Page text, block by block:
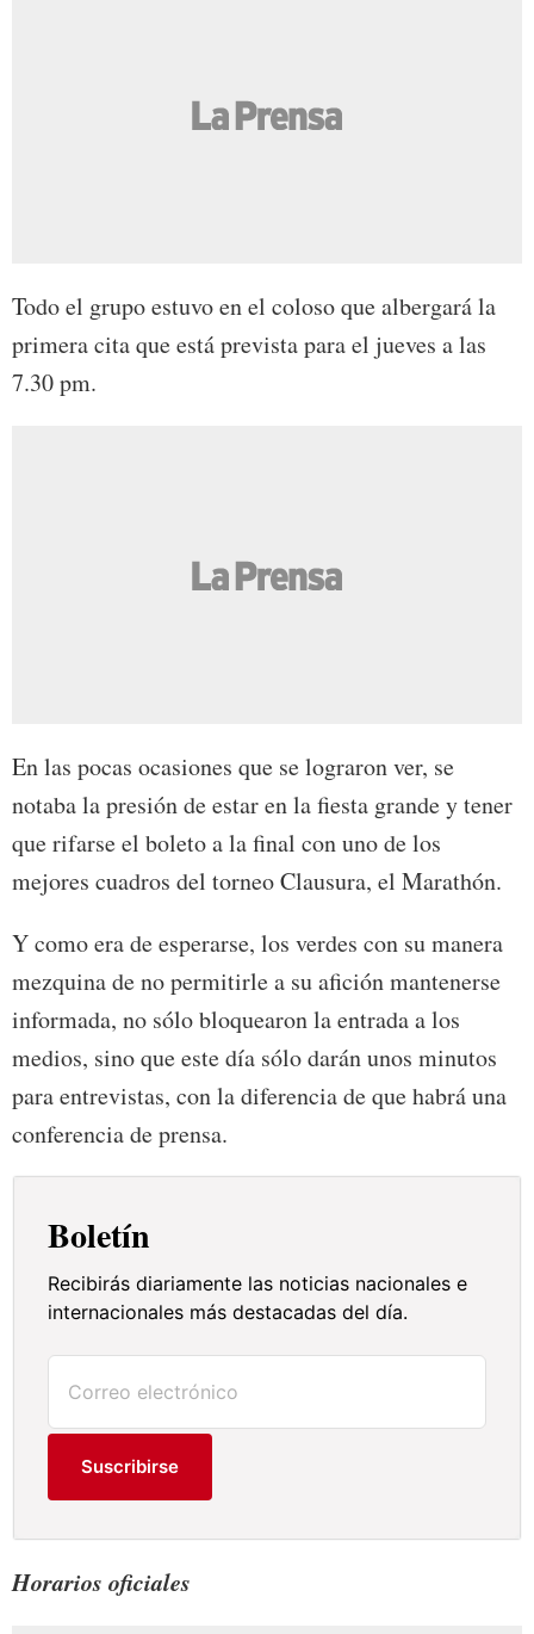
Todo el grupo estuvo en el coloso que albergará la
primera cita que está prevista para el jueves a las
7.30 pm.
En las pocas ocasiones que se lograron ver, se
notaba la presión de estar en la fiesta grande y tener
que rifarse el boleto a la final con uno de los
mejores cuadros del torneo Clausura, el Marathón.
Y como era de esperarse, los verdes con su manera
mezquina de no permitirle a su afición mantenerse
informada, no sólo bloquearon la entrada a los
medios, sino que este día sólo darán unos minutos
para entrevistas, con la diferencia de que habrá una
conferencia de prensa.
Boletín
Recibirás diariamente las noticias nacionales e
internacionales más destacadas del día.
Suscribirse
Horarios oficiales